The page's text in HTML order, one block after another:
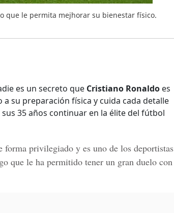
que le permita mejhorar su bienestar físico.
es un secreto que Cristiano Ronaldo es
su preparación física y cuida cada detalle
35 años continuar en la élite del fútbol
forma privilegiado y es uno de los deportistas
que le ha permitido tener un gran duelo con